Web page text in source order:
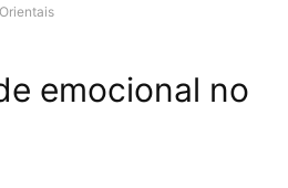
emocional no